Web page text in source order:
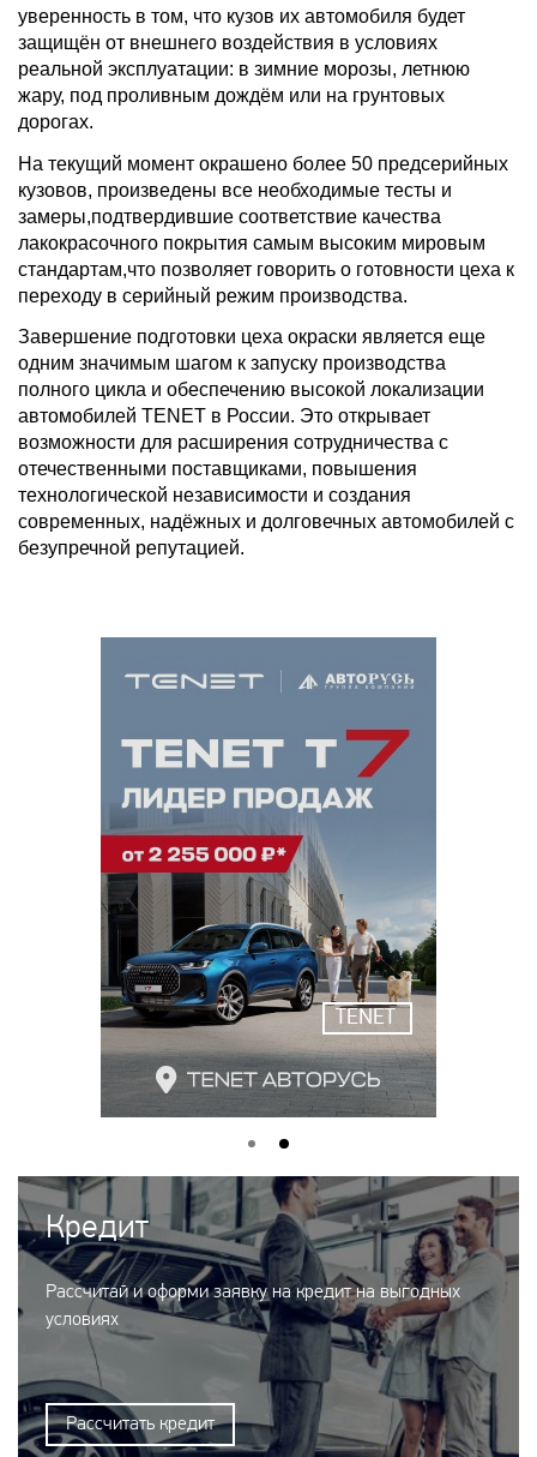
уверенность в том, что кузов их автомобиля будет
защищён от внешнего воздействия в условиях
реальной эксплуатации: в зимние морозы, летнюю
жару, под проливным дождём или на грунтовых
дорогах.
На текущий момент окрашено более 50 предсерийных
кузовов, произведены все необходимые тесты и
замеры,подтвердившие соответствие качества
лакокрасочного покрытия самым высоким мировым
стандартам,что позволяет говорить о готовности цеха к
переходу в серийный режим производства.
Завершение подготовки цеха окраски является еще
одним значимым шагом к запуску производства
полного цикла и обеспечению высокой локализации
автомобилей TENET в России. Это открывает
возможности для расширения сотрудничества с
отечественными поставщиками, повышения
технологической независимости и создания
современных, надёжных и долговечных автомобилей с
безупречной репутацией.
TENET
Кредит
Рассчитай и оформи заявку на кредит на выгодных
условиях
Рассчитать кредит